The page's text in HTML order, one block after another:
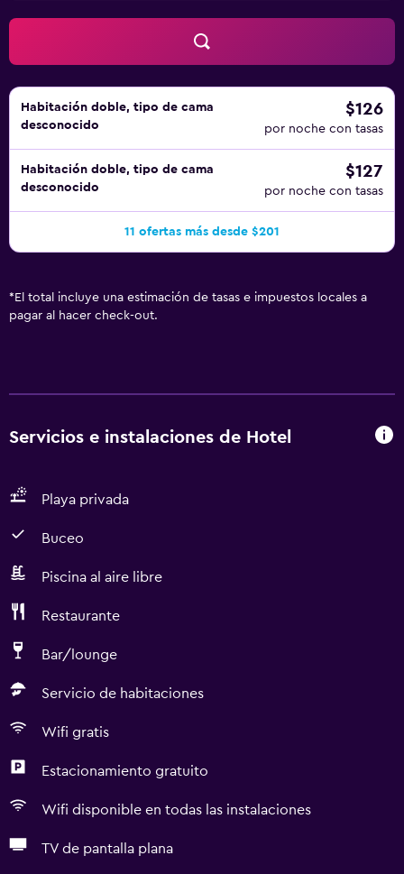
Habitación doble, tipo de cama
desconocido
$126
por noche con tasas
Habitación doble, tipo de cama
desconocido
$127
por noche con tasas
11 ofertas más desde $201
* El total incluye una estimación de tasas e impuestos locales a
pagar al hacer check-out.
Servicios e instalaciones de Hotel
Playa privada
Buceo
Piscina al aire libre
Restaurante
Bar/lounge
Servicio de habitaciones
Wifi gratis
Estacionamiento gratuito
Wifi disponible en todas las instalaciones
TV de pantalla plana